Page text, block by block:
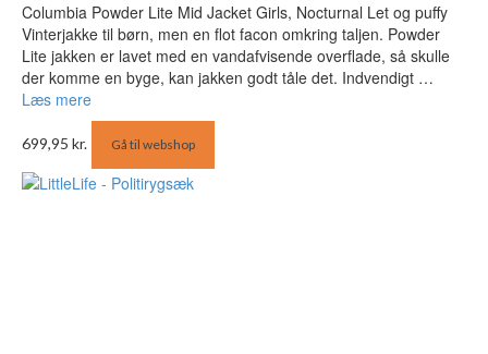
Columbia Powder Lite Mid Jacket Girls, Nocturnal Let og puffy
Vinterjakke til børn, men en flot facon omkring taljen. Powder
Lite jakken er lavet med en vandafvisende overflade, så skulle
der komme en byge, kan jakken godt tåle det. Indvendigt …
Læs mere
699,95 kr. Gå til webshop